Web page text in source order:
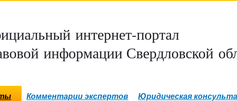
интернет-портал
информации Свердловской
Комментарии экспертов Юридическая